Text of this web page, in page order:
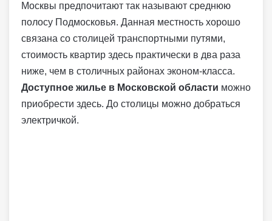
Москвы предпочитают так называют среднюю
полосу Подмосковья. Данная местность хорошо
связана со столицей транспортными путями,
стоимость квартир здесь практически в два раза
ниже, чем в столичных районах эконом-класса.
Доступное жилье в Московской области можно
приобрести здесь. До столицы можно добраться
электричкой.